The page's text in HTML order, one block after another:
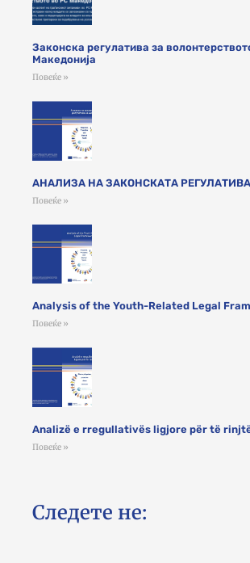
Законска регулатива за
Македонија
Повеќе »
АНАЛИЗА НА ЗАКОНСКАТА
Повеќе »
Analysis of the Youth-Related Legal
Повеќе »
Analizë e rregullativës ligjore për të
Повеќе »
Следете не: